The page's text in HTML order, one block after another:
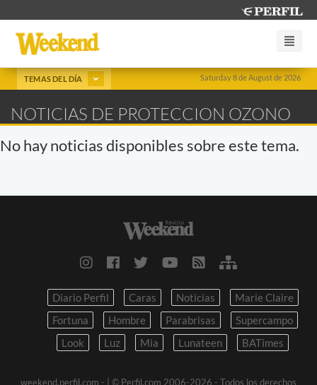
Saturday 8 de August de 2026
TEMAS DEL DÍA
NOTICIAS DE PROTECCION OZONO
No hay noticias disponibles sobre este tema.
Diario Perfil Caras Noticias
Marie Claire
Fortuna
Hombre Parabrisas
Supercampo
Look
Luz Mia Lunateen BATimes
weekend.perfil.com -
| © Perfil.com 2006-2026 - Todos los derechos